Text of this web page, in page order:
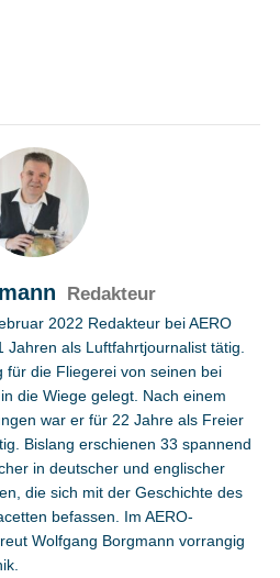
Redakteur
2022 Redakteur bei AERO
Jahren als Luftfahrtjournalist tätig.
für die Fliegerei von seinen bei
die Wiege gelegt. Nach einem
war er für 22 Jahre als Freier
Bislang erschienen 33 spannend
in deutscher und englischer
die sich mit der Geschichte des
befassen. Im AERO-
Wolfgang Borgmann vorrangig